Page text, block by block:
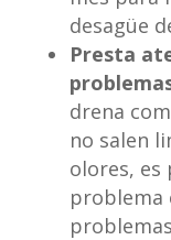
desagüe
Presta
drena
no salen
olores, es
problema